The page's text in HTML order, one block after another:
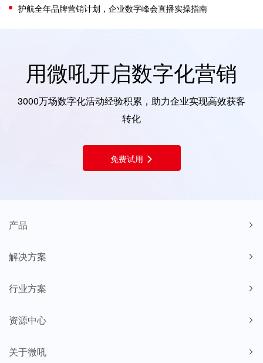
护航全年品牌营销计划，企业数字峰会直播实操指南
用微吼开启数字化营销
3000万场数字化活动经验积累，助力企业实现高效获客
转化
免费试用
产品
解决方案
行业方案
资源中心
关于微吼